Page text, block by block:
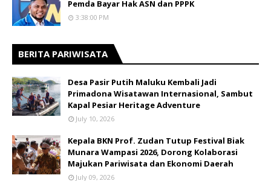
Pemda Bayar Hak ASN dan PPPK
3:38:00 PM
BERITA PARIWISATA
​Desa Pasir Putih Maluku Kembali Jadi
Primadona Wisatawan Internasional, Sambut
Kapal Pesiar Heritage Adventure
July 10, 2026
Kepala BKN Prof. Zudan Tutup Festival Biak
Munara Wampasi 2026, Dorong Kolaborasi
Majukan Pariwisata dan Ekonomi Daerah
July 09, 2026